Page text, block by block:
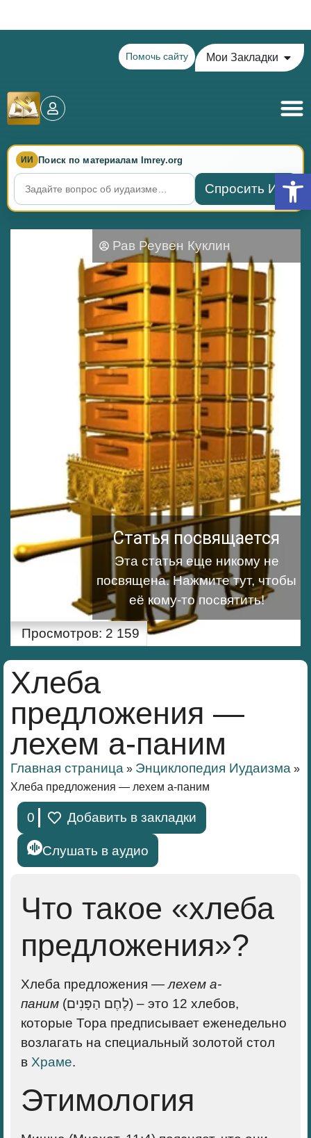
Помочь сайту Мои Закладки
ИИ Поиск по материалам Imrey.org
Спросить ИИ
Рав Реувен Куклин
Статья посвящается
Эта статья еще никому не
посвящена. Нажмите тут, чтобы
её кому-то посвятить!
Просмотров: 2 159
Хлеба
предложения —
лехем а-паним
Главная страница » Энциклопедия Иудаизма »
Хлеба предложения — лехем а-паним
0 Добавить в закладки
Слушать в аудио
Что такое «хлеба
предложения»?
Хлеба предложения —лехем а-
паним (לֶחֶם הַפָּנִים) – это 12 хлебов,
которые Тора предписывает еженедельно
возлагать на специальный золотой стол
в Храме.
Этимология